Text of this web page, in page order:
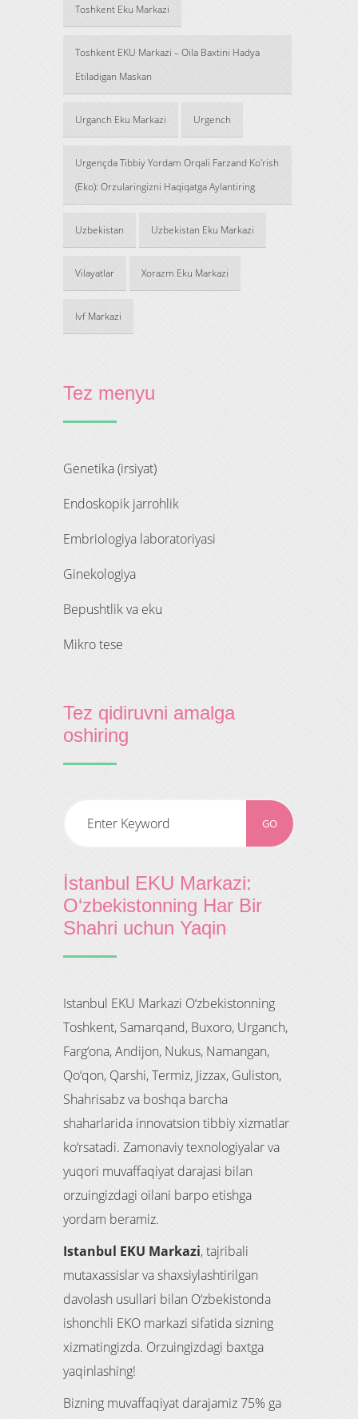
Toshkent Eku Markazi
Toshkent EKU Markazi – Oila Baxtini Hadya
Etiladigan Maskan
Urganch Eku Markazi Urgench
Urgençda Tibbiy Yordam Orqali Farzand Ko'rish
(Eko): Orzularingizni Haqiqatga Aylantiring
Uzbekistan Uzbekistan Eku Markazi
Vilayatlar Xorazm Eku Markazi
Ivf Markazi
Tez menyu
genetika (irsiyat)
endoskopik jarrohlik
embriologiya laboratoriyasi
ginekologiya
bepushtlik va eku
mikro tese
Tez qidiruvni amalga
oshiring
İstanbul EKU Markazi:
O‘zbekistonning Har Bir
Shahri uchun Yaqin
Istanbul EKU Markazi O‘zbekistonning
Toshkent, Samarqand, Buxoro, Urganch,
Farg‘ona, Andijon, Nukus, Namangan,
Qo‘qon, Qarshi, Termiz, Jizzax, Guliston,
Shahrisabz va boshqa barcha
shaharlarida innovatsion tibbiy xizmatlar
ko‘rsatadi. Zamonaviy texnologiyalar va
yuqori muvaffaqiyat darajasi bilan
orzuingizdagi oilani barpo etishga
yordam beramiz.
Istanbul EKU Markazi, tajribali
mutaxassislar va shaxsiylashtirilgan
davolash usullari bilan O‘zbekistonda
ishonchli EKO markazi sifatida sizning
xizmatingizda. Orzuingizdagi baxtga
yaqinlashing!
Bizning muvaffaqiyat darajamiz 75% ga